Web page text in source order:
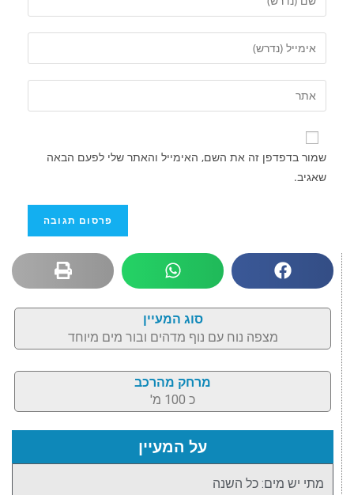
שמור בדפדפן זה את השם, האימייל והאתר שלי לפעם הבאה
שאגיב.
סוג המעיין
מצפה נוח עם נוף מדהים ובור מים מיוחד
מרחק מהרכב
כ 100 מ'
על המעיין
מתי יש מים: כל השנה